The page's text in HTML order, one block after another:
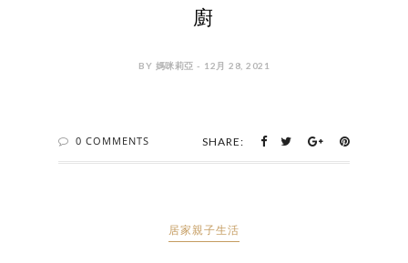
廚
BY 媽咪莉亞 - 12月 28, 2021
0 COMMENTS SHARE:
居家親子生活